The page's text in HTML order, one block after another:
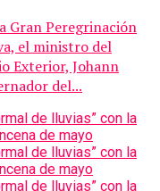
Gran Peregrinación
el ministro del
Exterior, Johann
del...